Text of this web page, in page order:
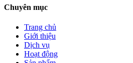
Chuyên mục
Trang chủ
Giới thiệu
Dịch vụ
Hoạt động